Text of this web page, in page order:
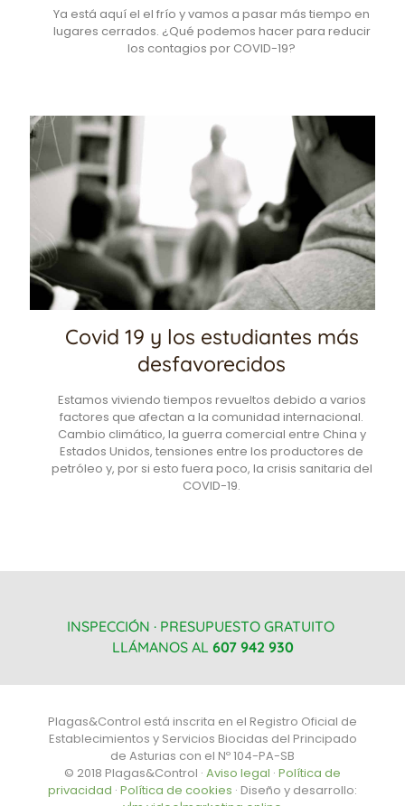
Ya está aquí el el frío y vamos a pasar más tiempo en
lugares cerrados. ¿Qué podemos hacer para reducir
los contagios por COVID-19?
Covid 19 y los estudiantes más
desfavorecidos
Estamos viviendo tiempos revueltos debido a varios
factores que afectan a la comunidad internacional.
Cambio climático, la guerra comercial entre China y
Estados Unidos, tensiones entre los productores de
petróleo y, por si esto fuera poco, la crisis sanitaria del
COVID-19.
INSPECCIÓN · PRESUPUESTO GRATUITO
LLÁMANOS AL 607 942 930
Plagas&Control está inscrita en el Registro Oficial de
Establecimientos y Servicios Biocidas del Principado
de Asturias con el Nº 104-PA-SB
© 2018 Plagas&Control · Aviso legal · Política de
privacidad · Política de cookies · Diseño y desarrollo: